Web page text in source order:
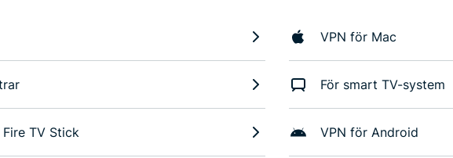
VPN för Mac
För smart TV-system
TV Stick VPN för Android